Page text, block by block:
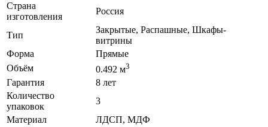
Страна
изготовления
Россия
Тип
Закрытые, Распашные, Шкафы-
витрины
Форма
Прямые
Объём
0.492 м3
Гарантия
8 лет
Количество
упаковок
3
Материал
ЛДСП, МДФ